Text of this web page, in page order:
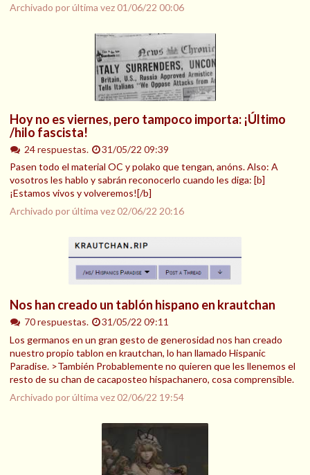
Archivado por última vez01/06/22 00:06
Hoy no es viernes, pero tampoco importa: ¡Último
/hilo fascista!
24 respuestas.
31/05/22 09:39
Pasen todo el material OC y polako que tengan, anóns. Also: A
vosotros les hablo y sabrán reconocerlo cuando les diga: [b]
¡Estamos vivos y volveremos![/b]
Archivado por última vez02/06/22 20:16
Nos han creado un tablón hispano en krautchan
70 respuestas.
31/05/22 09:11
Los germanos en un gran gesto de generosidad nos han creado
nuestro propio tablon en krautchan, lo han llamado Hispanic
Paradise. >También Probablemente no quieren que les llenemos el
resto de su chan de cacaposteo hispachanero, cosa comprensible.
Archivado por última vez02/06/22 19:54